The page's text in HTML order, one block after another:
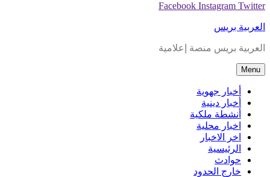
Facebook Instagram Twitter
العربية بريس
العربية بريس منصة إعلامية
Menu
أخبار جهوية
أخبار دينية
أنشطة ملكية
اخبار محلية
اخر الاخبار
الرئيسية
حوادث
خارج الحدود